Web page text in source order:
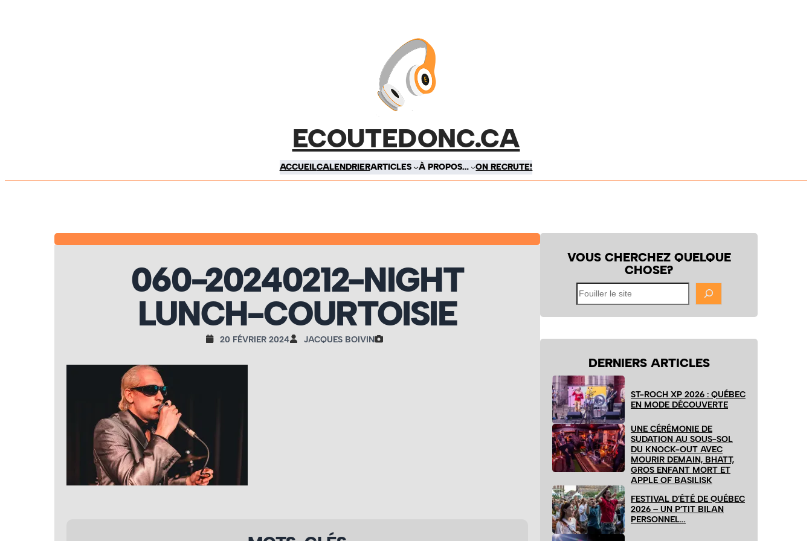
ECOUTEDONC.CA
ACCUEILCALENDRIERARTICLES À PROPOS… ON RECRUTE!
060-20240212-NIGHT
LUNCH-COURTOISIE
20 FÉVRIER 2024 JACQUES BOIVIN
VOUS CHERCHEZ QUELQUE
CHOSE?
Fouiller
le
site
DERNIERS ARTICLES
ST-ROCH XP 2026 : QUÉBEC
EN MODE DÉCOUVERTE
UNE CÉRÉMONIE DE
SUDATION AU SOUS-SOL
DU KNOCK-OUT AVEC
MOURIR DEMAIN, BHATT,
GROS ENFANT MORT ET
APPLE OF BASILISK
FESTIVAL D’ÉTÉ DE QUÉBEC
2026 – UN P’TIT BILAN
PERSONNEL…